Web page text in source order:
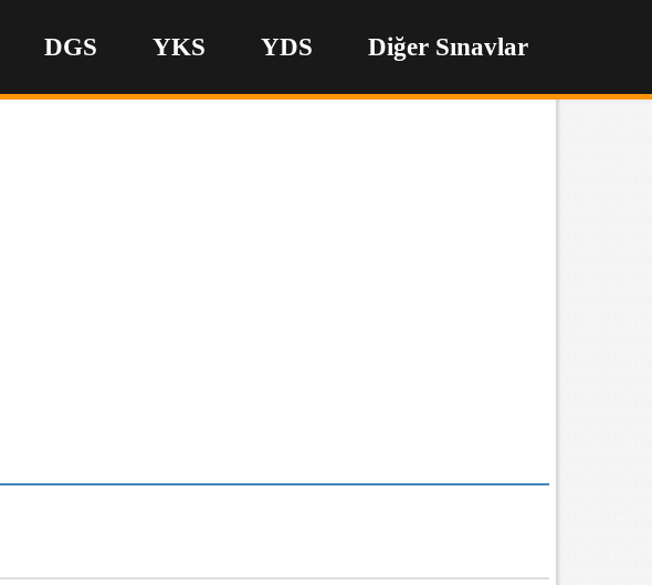
DGS YKS YDS Diğer Sınavlar